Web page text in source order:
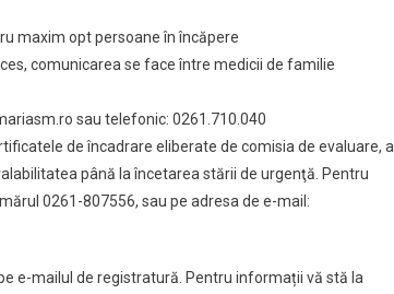
maxim opt persoane în încăpere
comunicarea se face între medicii de familie
sau telefonic: 0261.710.040
de încadrare eliberate de comisia de evaluare, a
până la încetarea stării de urgenţă. Pentru
0261-807556, sau pe adresa de e-mail:
e-mailul de registratură. Pentru informații vă stă la